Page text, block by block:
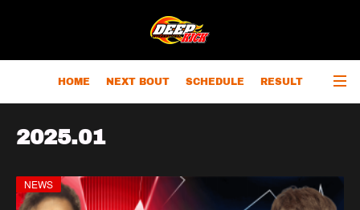
HOME NEXT BOUT SCHEDULE RESULT
2025.01
NEWS